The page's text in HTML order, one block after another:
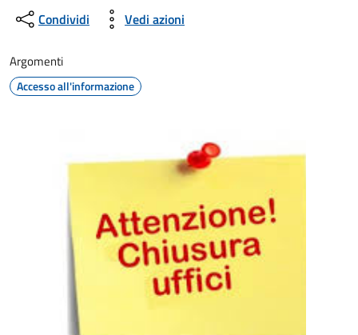
Condividi Vedi azioni
Argomenti
Accesso all'informazione